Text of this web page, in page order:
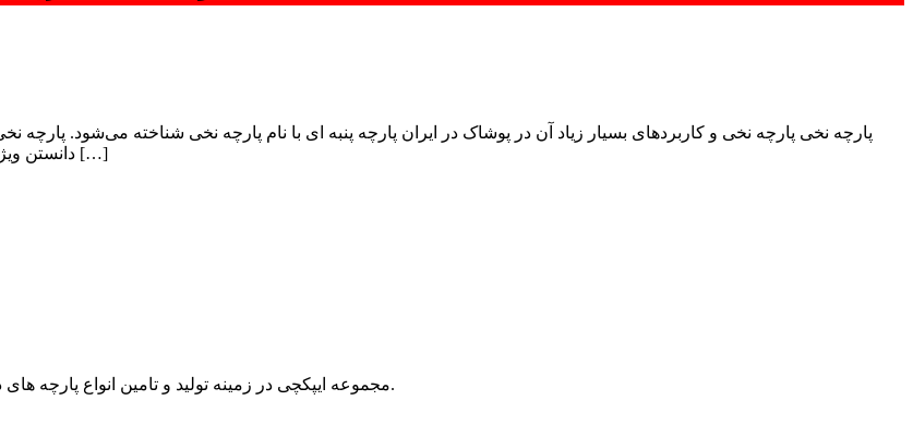
پارچه نخی پارچه نخی و کاربردهای بسیار زیاد آن در پوشاک در ایران پارچه پنبه ای با نام پارچه نخی شناخته می‌شود. پارچه
دانستن ویژگی های الیاف پنبه ای به ما کمک می‌کند تا پارچه‌های نخی را شناسایی کنیم. از […]
مجموعه ایپکچی در زمینه تولید و تامین انواع پارچه های درجه یک مبلمان، پرده و رو تختی قریب به سی سال است که فعالیت می نماید.